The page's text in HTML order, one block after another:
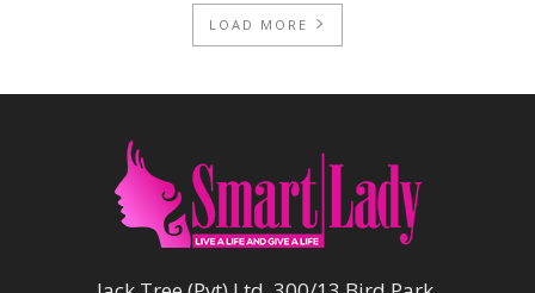
LOAD MORE